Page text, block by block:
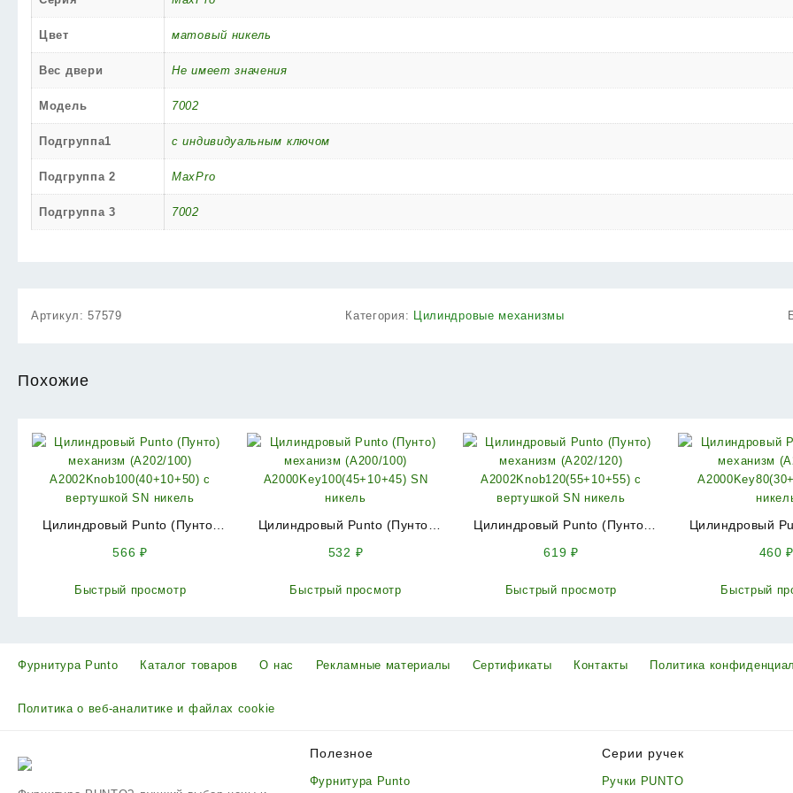
Цвет матовый никель
Вес двери Не имеет значения
Модель 7002
Подгруппа1 с индивидуальным ключом
Подгруппа 2 MaxPro
Подгруппа 3 7002
Артикул:57579 Категория: Цилиндровые механизмы
Похожие
Цилиндровый Punto (Пунто)
566₽
Быстрый просмотр
Цилиндровый Punto (Пунто)
532 ₽
Быстрый просмотр
Цилиндровый Punto (Пунто)
619 ₽
Быстрый просмотр
Цилиндровый
460₽
Быстрый
Фурнитура Punto Каталог товаров О нас Рекламные материалы Сертификаты Контакты Политика
Политика о веб-аналитике и файлах cookie
Полезное
Фурнитура Punto
Серии ручек
Ручки PUNTO